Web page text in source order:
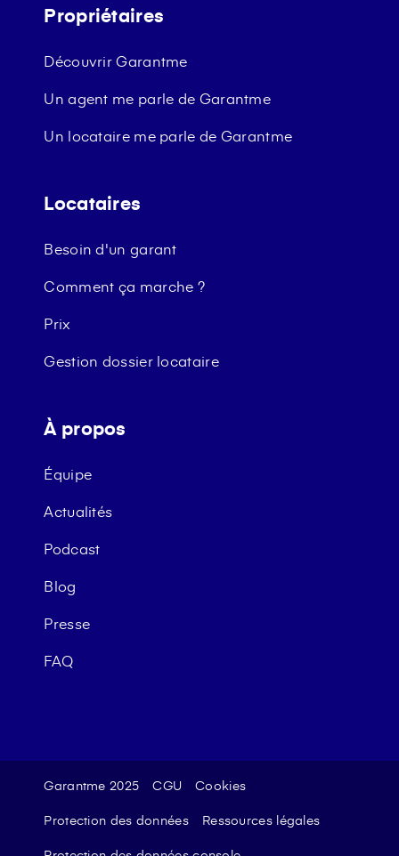
Propriétaires
Découvrir Garantme
Un agent me parle de Garantme
Un locataire me parle de Garantme
Locataires
Besoin d'un garant
Comment ça marche ?
Prix
Gestion dossier locataire
À propos
Équipe
Actualités
Podcast
Blog
Presse
FAQ
Garantme 2025 CGU Cookies
Protection des données Ressources légales